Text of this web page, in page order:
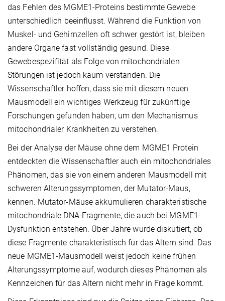
das Fehlen des MGME1-Proteins bestimmte Gewebe
unterschiedlich beeinflusst. Während die Funktion von
Muskel- und Gehirnzellen oft schwer gestört ist, bleiben
andere Organe fast vollständig gesund. Diese
Gewebespezifität als Folge von mitochondrialen
Störungen ist jedoch kaum verstanden. Die
Wissenschaftler hoffen, dass sie mit diesem neuen
Mausmodell ein wichtiges Werkzeug für zukünftige
Forschungen gefunden haben, um den Mechanismus
mitochondrialer Krankheiten zu verstehen.
Bei der Analyse der Mäuse ohne dem MGME1 Protein
entdeckten die Wissenschaftler auch ein mitochondriales
Phänomen, das sie von einem anderen Mausmodell mit
schweren Alterungssymptomen, der Mutator-Maus,
kennen. Mutator-Mäuse akkumulieren charakteristische
mitochondriale DNA-Fragmente, die auch bei MGME1-
Dysfunktion entstehen. Über Jahre wurde diskutiert, ob
diese Fragmente charakteristisch für das Altern sind. Das
neue MGME1-Mausmodell weist jedoch keine frühen
Alterungssymptome auf, wodurch dieses Phänomen als
Kennzeichen für das Altern nicht mehr in Frage kommt.